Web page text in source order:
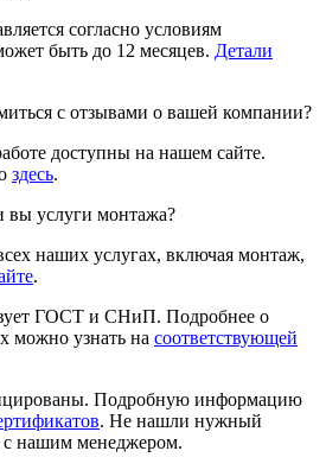
согласно условиям
быть до 12 месяцев. Детали
с отзывами о вашей компании?
доступны на нашем сайте.
здесь.
вы услуги монтажа?
наших услугах, включая монтаж,
.
ГОСТ и СНиП. Подробнее о
можно узнать на соответствующей
Подробную информацию
. Не нашли нужный
с нашим менеджером.